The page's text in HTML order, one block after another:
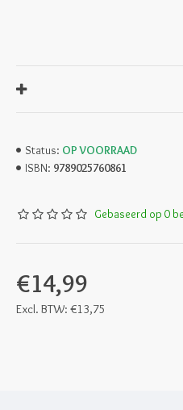
Status: OP VOORRAAD
ISBN: 9789025760861
Gebaseerd op 0
€14,99
Excl. BTW: €13,75